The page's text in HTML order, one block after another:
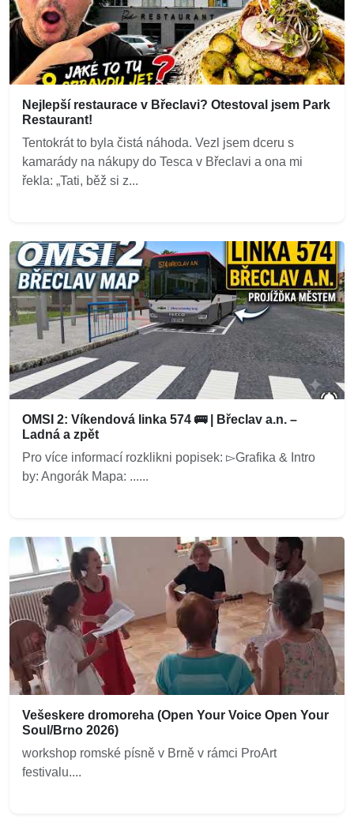
Nejlepší restaurace v Břeclavi? Otestoval jsem Park
Restaurant!
Tentokrát to byla čistá náhoda. Vezl jsem dceru s
kamarády na nákupy do Tesca v Břeclavi a ona mi
řekla: „Tati, běž si z...
OMSI 2: Víkendová linka 574 🚌 | Břeclav a.n. –
Ladná a zpět
Pro více informací rozklikni popisek: ▻Grafika & Intro
by: Angorák Mapa: ......
Vešeskere dromoreha (Open Your Voice Open Your
Soul/Brno 2026)
workshop romské písně v Brně v rámci ProArt
festivalu....